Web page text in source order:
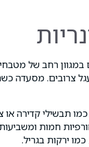
במגוון רחב של
צרובים. מסעדה
תבשילי קדירה
חמות
ירקות בגריל.